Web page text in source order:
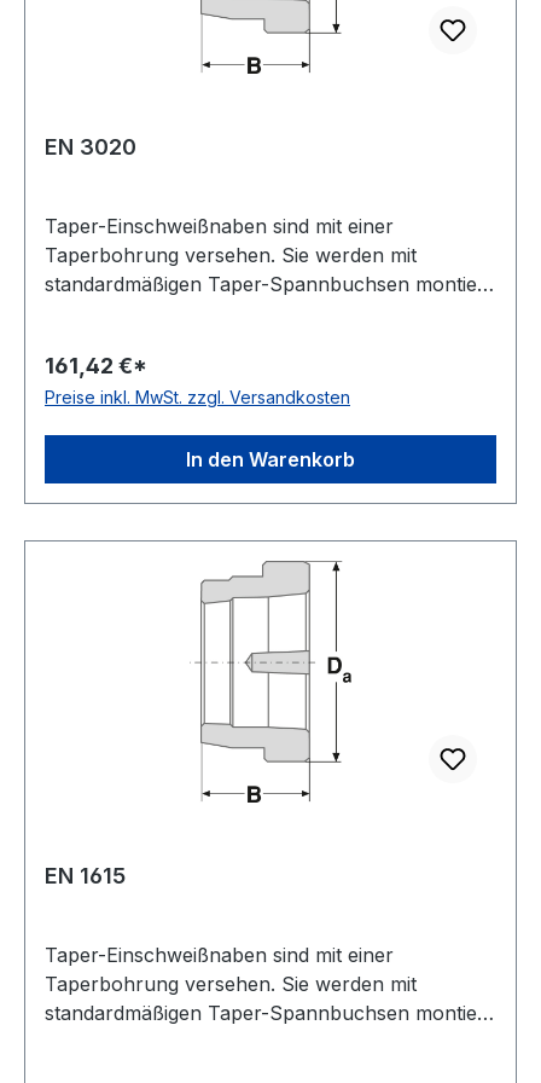
EN 3020
Taper-Einschweißnaben sind mit einer
Taperbohrung versehen. Sie werden mit
standardmäßigen Taper-Spannbuchsen montiert.
Welle montiert werden müssen.
Einschweißnaben lassen sich einfach montieren,
Einsatzbedingungen trifft. Mit dem Anziehen der
Schrauben wird die Bohrung
der Welle befestigt. Gewicht: 3,5 kgkg
Warenursprung: VRC Zolltarifnummer: 7325 10
00 Aussendurchmesser: 152 mmmm Breite: 51
161,42 €*
Preise inkl. MwSt. zzgl. Versandkosten
In den Warenkorb
EN 1615
Taper-Einschweißnaben sind mit einer
Taperbohrung versehen. Sie werden mit
standardmäßigen Taper-Spannbuchsen montiert.